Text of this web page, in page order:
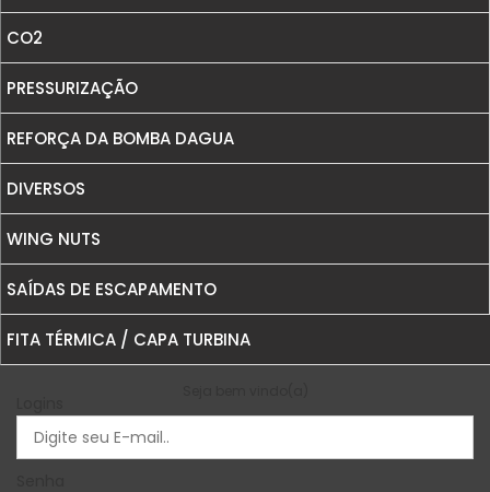
REFORÇO DE BLOCO
REFORÇOS E PLATES
CO2
PRESSURIZAÇÃO
REFORÇA DA BOMBA DAGUA
DIVERSOS
WING NUTS
SAÍDAS DE ESCAPAMENTO
FITA TÉRMICA / CAPA TURBINA